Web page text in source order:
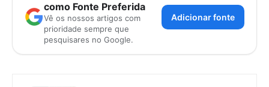
como Fonte Preferida
Vê os nossos artigos com
prioridade sempre que
pesquisares no Google.
Adicionar fonte